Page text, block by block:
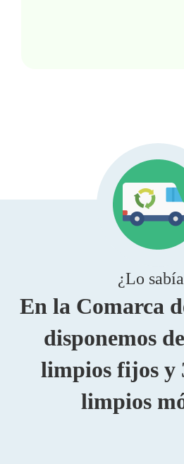
¿Lo
En la Comarca
disponemos
limpios fijos y
limpios